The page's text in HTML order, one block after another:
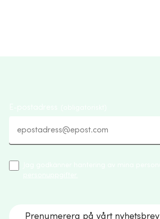
Prenumerera på vårt nyhetsbrev